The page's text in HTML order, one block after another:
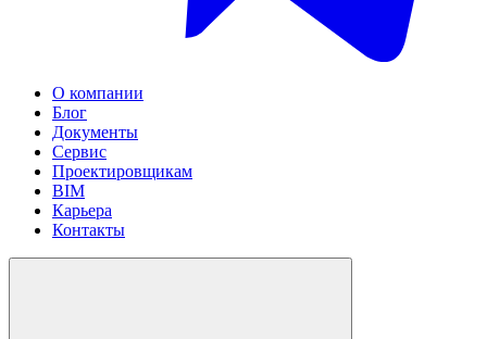
О компании
Блог
Документы
Сервис
Проектировщикам
BIM
Карьера
Контакты